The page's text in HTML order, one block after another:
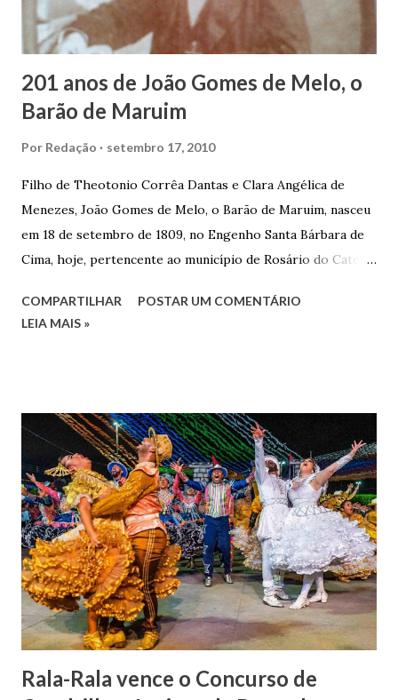
que trabalhar copiosamente fora de seu horário normal em
trocas de gorjetas que c...
201 anos de João Gomes de Melo, o
Barão de Maruim
Por Redação setembro 17, 2010
Filho de Theotonio Corrêa Dantas e Clara Angélica de
Menezes, João Gomes de Melo, o Barão de Maruim, nasceu
em 18 de setembro de 1809, no Engenho Santa Bárbara de
Cima, hoje, pertencente ao município de Rosário do Catete.
José de Faro Leitão, porém o casamento acabou com o
indiciamento para apropriar-se da volumosa herança. Em
1862, transferiu-se para o Rio de Janeiro e casou-se com
uma irmã do Visconde de Uruguai. O Barão de Maruim
apresentou uma grande dedicação à atividade agrícola, que
lhe proporcionou uma grande reserva financeira. João
Gomes de Melo mandou construir a Igreja Matriz de Nosso
Senhor Bom Jesus dos Passos, que foi inaugurada em 1862 e
doada ao vigário Pe. José Joaquim de Vasconcelos. A Igreja
Matriz...
COMPARTILHAR
POSTAR UM COMENTÁRIO
LEIA MAIS »
Rala-Rala vence o Concurso de